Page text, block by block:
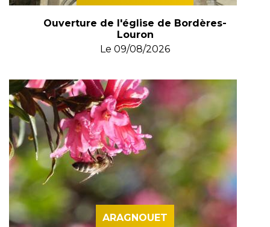
Ouverture de l'église de Bordères-
Louron
Le 09/08/2026
ARAGNOUET